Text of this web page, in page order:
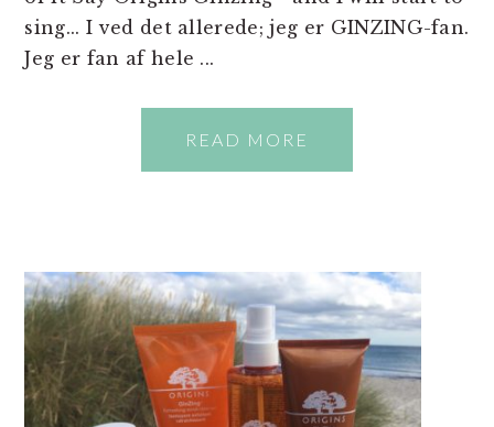
sing... I ved det allerede; jeg er GINZING-fan.
Jeg er fan af hele ...
READ MORE